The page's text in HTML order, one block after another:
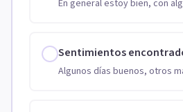
En general estoy bien, con
Sentimientos
Algunos días buenos, otros